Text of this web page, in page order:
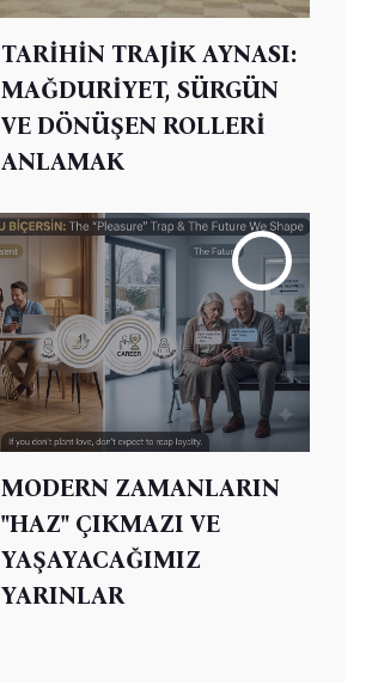
TARİHİN TRAJİK AYNASI:
MAĞDURİYET, SÜRGÜN
VE DÖNÜŞEN ROLLERİ
ANLAMAK
MODERN ZAMANLARIN
"HAZ" ÇIKMAZI VE
YAŞAYACAĞIMIZ
YARINLAR